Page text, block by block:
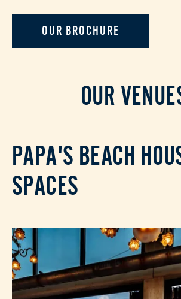
OUR BROCHURE
OUR
PAPA'S BEACH
SPACES